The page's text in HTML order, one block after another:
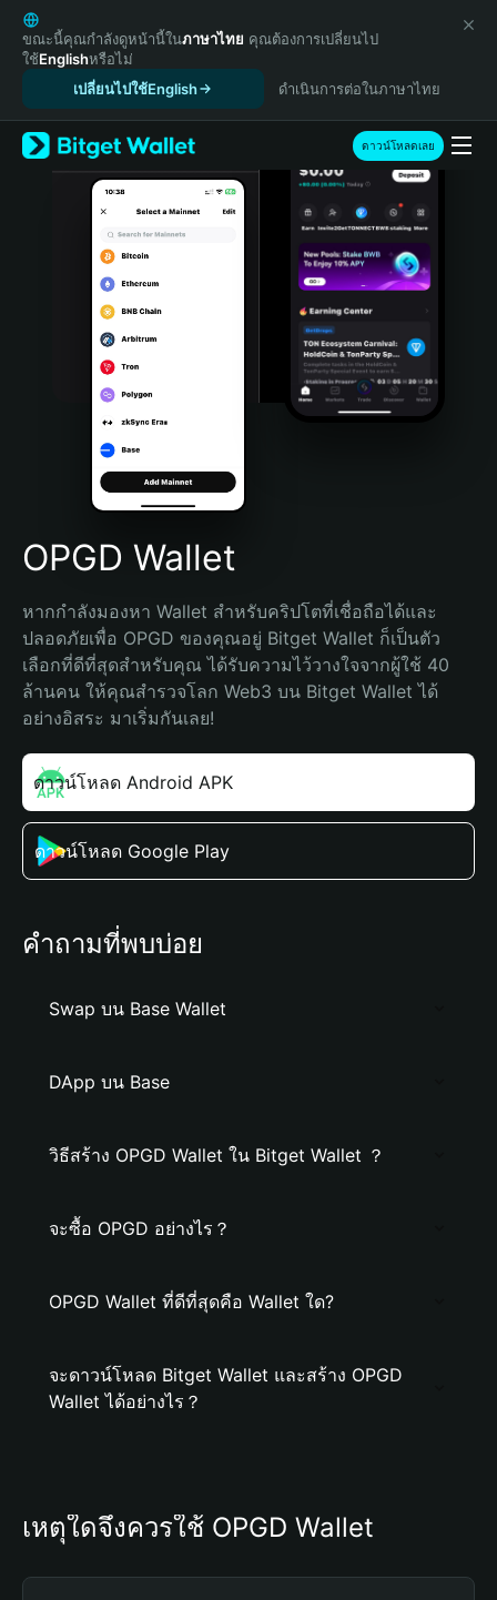
English
日本語
Tiếng Việt
Español (Latinoamérica)
Türkçe
Italiano
Português (Portugal)
Bahasa Indonesia
Português (Brasil)
Español (Argentina)
ขณะนี้คุณกำลังดูหน้านี้ในภาษาไทย คุณต้องการเปลี่ยนไป
ใช้Englishหรือไม่
เปลี่ยนไปใช้English
ดำเนินการต่อในภาษาไทย
ดาวน์โหลดเลย
OPGD Wallet
หากกำลังมองหา Wallet สำหรับคริปโตที่เชื่อถือได้และ
ปลอดภัยเพื่อ OPGD ของคุณอยู่ Bitget Wallet ก็เป็นตัว
เลือกที่ดีที่สุดสำหรับคุณ ได้รับความไว้วางใจจากผู้ใช้ 40
ล้านคน ให้คุณสำรวจโลก Web3 บน Bitget Wallet ได้
อย่างอิสระ มาเริ่มกันเลย!
ดาวน์โหลด Android APK
ดาวน์โหลด Google Play
คำถามที่พบบ่อย
Swap บน Base Wallet
DApp บน Base
วิธีสร้าง OPGD Wallet ใน Bitget Wallet ？
จะซื้อ OPGD อย่างไร？
OPGD Wallet ที่ดีที่สุดคือ Wallet ใด?
จะดาวน์โหลด Bitget Wallet และสร้าง OPGD
Wallet ได้อย่างไร？
เหตุใดจึงควรใช้ OPGD Wallet